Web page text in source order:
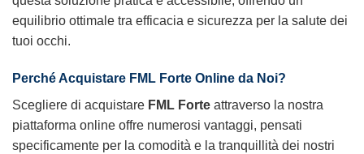
equilibrio ottimale tra efficacia e sicurezza per la salute dei
tuoi occhi.
Perché Acquistare FML Forte Online da Noi?
Scegliere di acquistare FML Forte attraverso la nostra
piattaforma online offre numerosi vantaggi, pensati
specificamente per la comodità e la tranquillità dei nostri